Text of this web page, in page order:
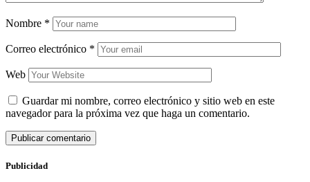
Nombre *
Correo electrónico *
Web
Guardar mi nombre, correo electrónico y sitio web en este
navegador para la próxima vez que haga un comentario.
Publicidad